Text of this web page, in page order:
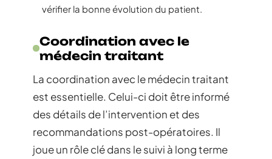
vérifier la bonne évolution du patient.
Coordination avec le
médecin traitant
La coordination avec le médecin traitant
est essentielle. Celui-ci doit être informé
des détails de l’intervention et des
recommandations post-opératoires. Il
joue un rôle clé dans le suivi à long terme